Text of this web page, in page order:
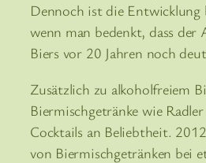
Dennoch ist die Entwicklung
wenn man bedenkt, dass der
Biers vor 20 Jahren noch
Zusätzlich zu alkoholfreiem
Biermischgetränke wie
Cocktails an Beliebtheit.
von Biermischgetränken bei